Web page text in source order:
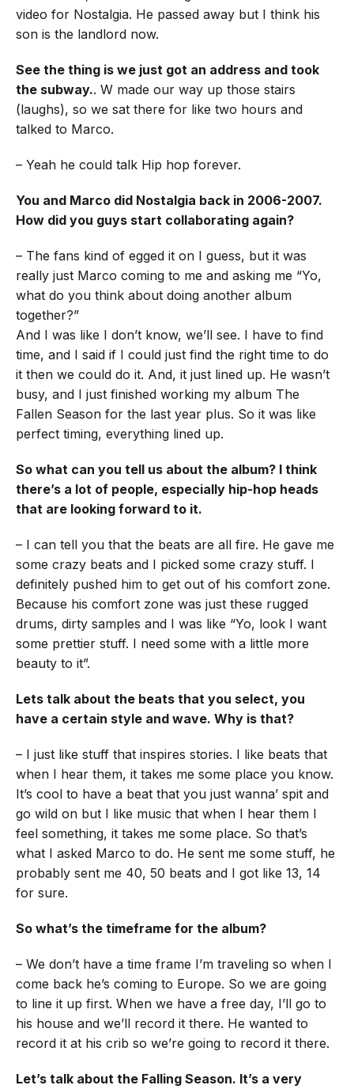
video for Nostalgia. He passed away but I think his
son is the landlord now.
See the thing is we just got an address and took
the subway.. W made our way up those stairs
(laughs), so we sat there for like two hours and
talked to Marco.
– Yeah he could talk Hip hop forever.
You and Marco did Nostalgia back in 2006-2007.
How did you guys start collaborating again?
– The fans kind of egged it on I guess, but it was
really just Marco coming to me and asking me “Yo,
what do you think about doing another album
together?”
And I was like I don’t know, we’ll see. I have to find
time, and I said if I could just find the right time to do
it then we could do it. And, it just lined up. He wasn’t
busy, and I just finished working my album The
Fallen Season for the last year plus. So it was like
perfect timing, everything lined up.
So what can you tell us about the album? I think
there’s a lot of people, especially hip-hop heads
that are looking forward to it.
– I can tell you that the beats are all fire. He gave me
some crazy beats and I picked some crazy stuff. I
definitely pushed him to get out of his comfort zone.
Because his comfort zone was just these rugged
drums, dirty samples and I was like “Yo, look I want
some prettier stuff. I need some with a little more
beauty to it”.
Lets talk about the beats that you select, you
have a certain style and wave. Why is that?
– I just like stuff that inspires stories. I like beats that
when I hear them, it takes me some place you know.
It’s cool to have a beat that you just wanna’ spit and
go wild on but I like music that when I hear them I
feel something, it takes me some place. So that’s
what I asked Marco to do. He sent me some stuff, he
probably sent me 40, 50 beats and I got like 13, 14
for sure.
So what’s the timeframe for the album?
– We don’t have a time frame I’m traveling so when I
come back he’s coming to Europe. So we are going
to line it up first. When we have a free day, I’ll go to
his house and we’ll record it there. He wanted to
record it at his crib so we’re going to record it there.
Let’s talk about the Falling Season. It’s a very